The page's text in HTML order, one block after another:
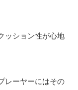
ッション性が心地
レーヤーにはその